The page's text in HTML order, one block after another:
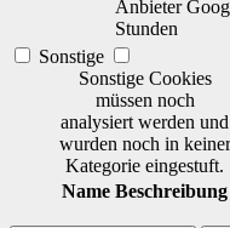
Anbieter
Stunden
Sonstige
Sonstige Cookies
müssen noch
analysiert werden und
wurden noch in keiner
Kategorie eingestuft.
Name Beschreibung